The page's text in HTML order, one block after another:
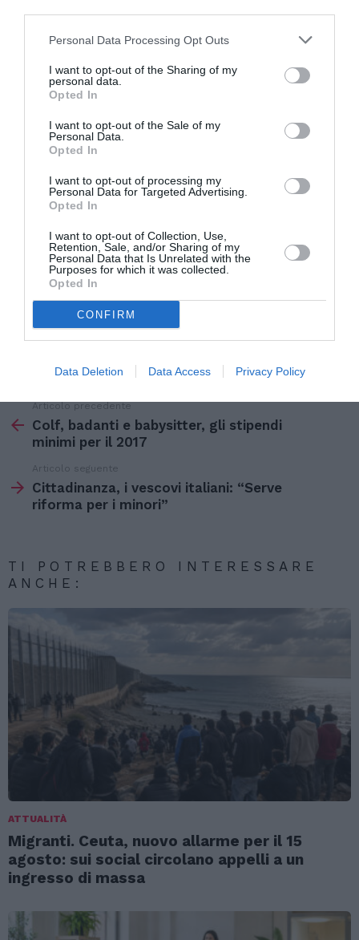
Personal Data Processing Opt Outs
I want to opt-out of the Sharing of my
personal data.
Opted In
I want to opt-out of the Sale of my
Personal Data.
Opted In
I want to opt-out of processing my
Personal Data for Targeted Advertising.
Opted In
I want to opt-out of Collection, Use,
Retention, Sale, and/or Sharing of my
Personal Data that Is Unrelated with the
Purposes for which it was collected.
Opted In
CONFIRM
Data Deletion Data Access Privacy Policy
libertà e la dignità delle persone”.
“Nessuna indulgenza può esserci verso chi –
incoraggi comportamenti, stili di vita, scelte
sopraffazione, alla limitazione dei diritti
individuali” spiega Berlusconi. “Insomma, sì alle
Moschee dove si prega, no alle Moschee dove si
fa propaganda islamista, sì alla libera scelta di
ciascuno, no alla sottomissione della donna
anche nell’ambito familiare”.
di
Articolo precedente
Colf, badanti e babysitter, gli stipendi
minimi per il 2017
Articolo seguente
Cittadinanza, i vescovi italiani: “Serve
riforma per i minori”
TI POTREBBERO INTERESSARE
ANCHE:
ATTUALITÀ
Migranti. Ceuta, nuovo allarme per il 15
agosto: sui social circolano appelli a un
ingresso di massa